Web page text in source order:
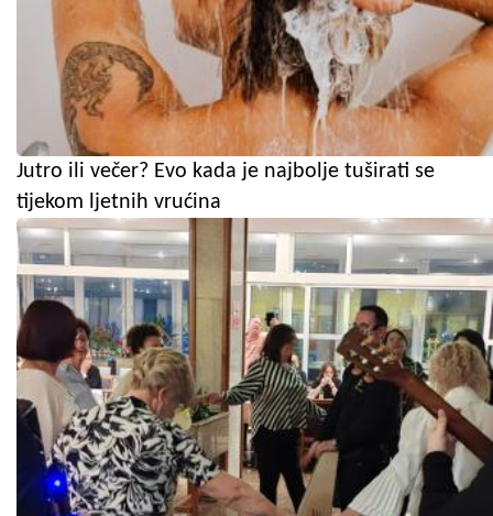
Jutro ili večer? Evo kada je najbolje tuširati se
tijekom ljetnih vrućina